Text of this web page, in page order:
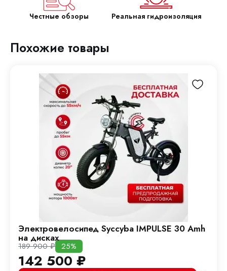
Честные обзоры Реальная гидроизоляция
Похожие товары
Электровелосипед Syccyba IMPULSE 30 Amh
на дисках
189 900₽ 25%
142 500 ₽